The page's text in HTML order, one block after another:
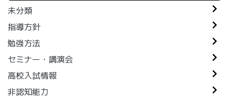
未分類
指導方針
勉強方法
セミナー・講演会
高校入試情報
非認知能力